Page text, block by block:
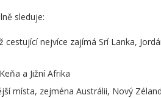
sleduje:
nejvíce zajímá Srí Lanka,
a Jižní Afrika
místa, zejména Austrálii, Nový